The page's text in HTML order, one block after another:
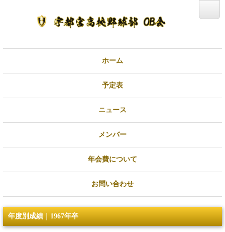
ホーム
予定表
ニュース
メンバー
年会費について
お問い合わせ
年度別成績｜1967年卒